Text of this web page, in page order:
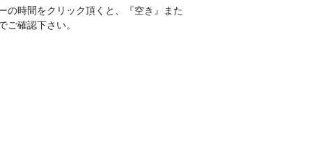
の時間をクリック頂くと、『空き』また
ご確認下さい。